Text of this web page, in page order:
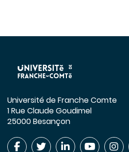
Université de Franche Comte
1 Rue Claude Goudimel
25000 Besançon